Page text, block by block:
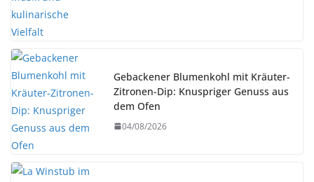
Gebackener Blumenkohl mit Kräuter-
Zitronen-Dip: Knuspriger Genuss aus
dem Ofen
04/08/2026